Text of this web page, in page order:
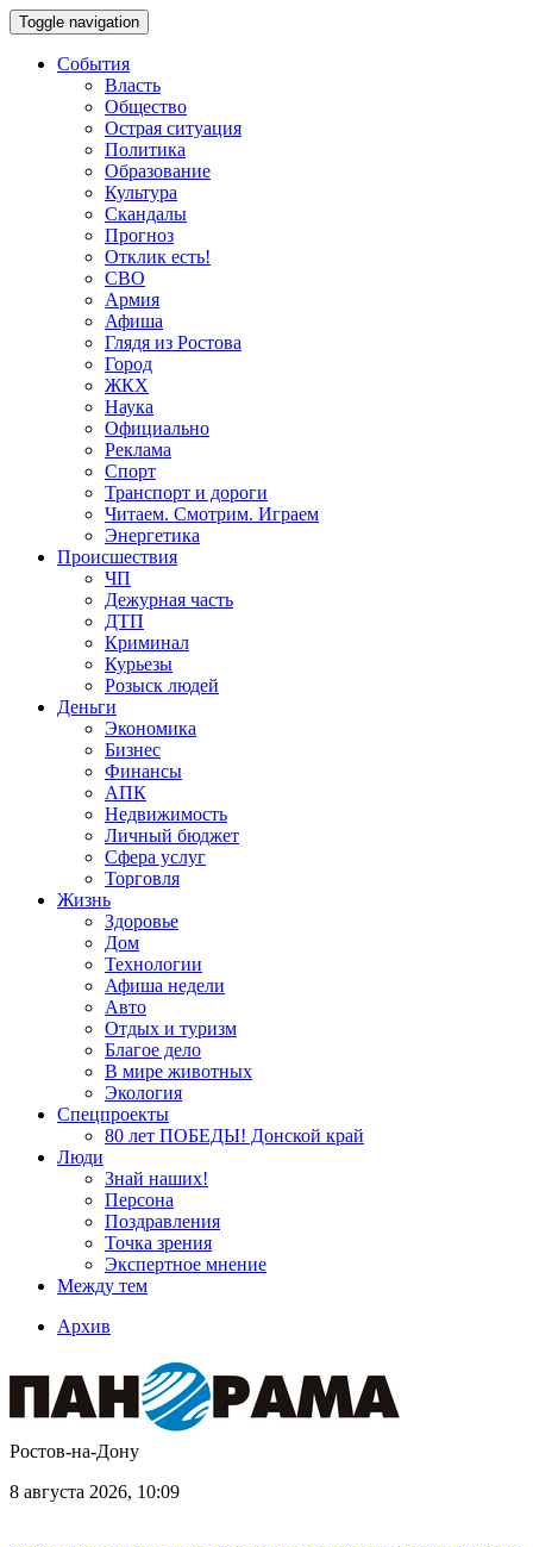
Toggle navigation
События
Власть
Общество
Острая ситуация
Политика
Образование
Культура
Скандалы
Прогноз
Отклик есть!
СВО
Армия
Афиша
Глядя из Ростова
Город
ЖКХ
Наука
Официально
Реклама
Спорт
Транспорт и дороги
Читаем. Смотрим. Играем
Энергетика
Происшествия
ЧП
Дежурная часть
ДТП
Криминал
Курьезы
Розыск людей
Деньги
Экономика
Бизнес
Финансы
АПК
Недвижимость
Личный бюджет
Сфера услуг
Торговля
Жизнь
Здоровье
Дом
Технологии
Афиша недели
Авто
Отдых и туризм
Благое дело
В мире животных
Экология
Спецпроекты
80 лет ПОБЕДЫ! Донской край
Люди
Знай наших!
Персона
Поздравления
Точка зрения
Экспертное мнение
Между тем
Архив
Ростов-на-Дону
8 августа 2026, 10:09